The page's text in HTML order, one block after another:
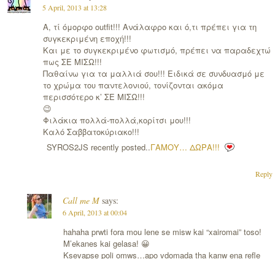
5 April, 2013 at 13:28
A, τί όμορφο outfit!!! Ανάλαφρο και ό,τι πρέπει για τη
συγκεκριμένη εποχή!!!
Και με το συγκεκριμένο φωτισμό, πρέπει να παραδεχτώ
πως ΣΕ ΜΙΣΩ!!!
Παθαίνω για τα μαλλιά σου!!! Ειδικά σε συνδυασμό με
το χρώμα του παντελονιού, τονίζονται ακόμα
περισσότερο κ’ ΣΕ ΜΙΣΩ!!!
😉
Φιλάκια πολλά-πολλά,κορίτσι μου!!!
Καλό Σαββατοκύριακο!!!
SYROS2JS recently posted..ΓΑΜΟΥ… ΔΩΡΑ!!!
Reply
Call me M says:
6 April, 2013 at 00:04
hahaha prwti fora mou lene se misw kai “xairomai” toso!
M’ekanes kai gelasa! 😀
Ksevapse poli omws…apo vdomada tha kanw ena refle